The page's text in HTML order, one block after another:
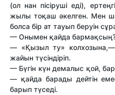
(ол нан пісіруші еді),
жылы тоқаш әкелген. Мен
болса бір ат тауып беруін
— Онымен қайда
— «Қызыл ту»
жайын түсіндіріп.
— Бүгін күн демалыс қой,
— қайда барады дейтін
барып түседі.